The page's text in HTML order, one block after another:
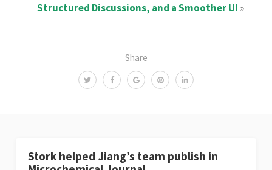
Share
Structured Discussions, and a Smoother UI »
Stork helped Jiang’s team publish in